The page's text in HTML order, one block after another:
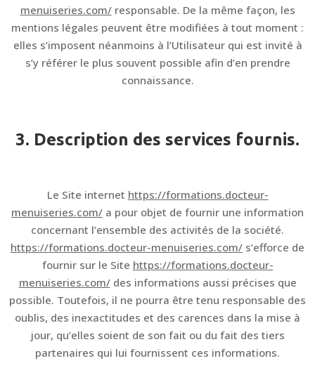
menuiseries.com/responsable. De la même façon, les
mentions légales peuvent être modifiées à tout moment :
elles s’imposent néanmoins à l’Utilisateur qui est invité à
s’y référer le plus souvent possible afin d’en prendre
connaissance.
3. Description des services fournis.
Le Site internet https://formations.docteur-
menuiseries.com/ a pour objet de fournir une information
concernant l’ensemble des activités de la société.
https://formations.docteur-menuiseries.com/ s’efforce de
fournir sur le Site https://formations.docteur-
menuiseries.com/des informations aussi précises que
possible. Toutefois, il ne pourra être tenu responsable des
oublis, des inexactitudes et des carences dans la mise à
jour, qu’elles soient de son fait ou du fait des tiers
partenaires qui lui fournissent ces informations.